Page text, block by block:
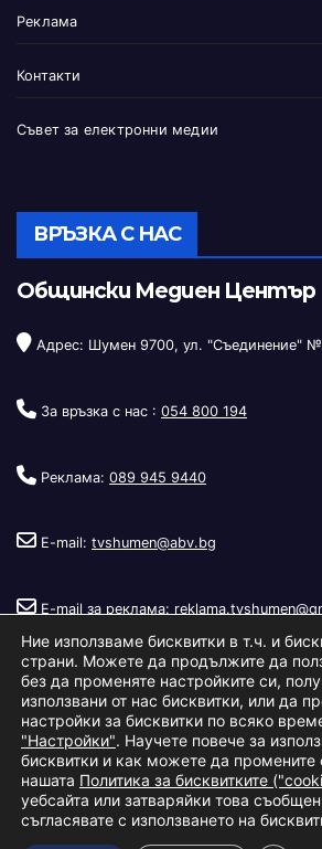
Реклама
Контакти
Съвет за електронни медии
ВРЪЗКА С НАС
Общински Медиен Център
Адрес: Шумен 9700, ул. "Съединение"
За връзка с нас : 054 800 194
Реклама: 089 945 9440
E-mail: tvshumen@abv.bg
E-mail за реклама:
Copyright © 2026Телевизия Шумен.|
Ltd.
За насРекламаУсловия за ползване
Ние използваме бисквитки в т.ч. и
страни. Можете да продължите да
без да променяте настройките си,
използвани от нас бисквитки, или да
настройки за бисквитки по всяко
"Настройки". Научете повече за
бисквитки и как можете да промените
нашата Политика за бисквитките
уебсайта или затваряйки това
съгласявате с използването на